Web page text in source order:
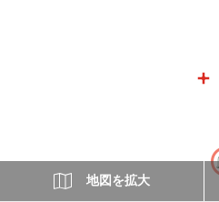
地図を拡大